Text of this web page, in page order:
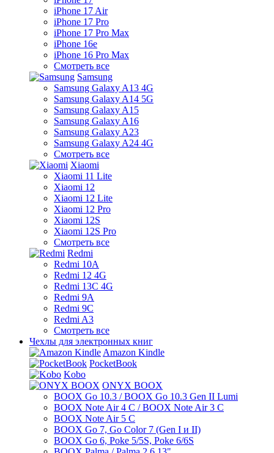
iPhone 17 Air
iPhone 17 Pro
iPhone 17 Pro Max
iPhone 16e
iPhone 16 Pro Max
Смотреть все
Samsung
Samsung Galaxy A13 4G
Samsung Galaxy A14 5G
Samsung Galaxy A15
Samsung Galaxy A16
Samsung Galaxy A23
Samsung Galaxy A24 4G
Смотреть все
Xiaomi
Xiaomi 11 Lite
Xiaomi 12
Xiaomi 12 Lite
Xiaomi 12 Pro
Xiaomi 12S
Xiaomi 12S Pro
Смотреть все
Redmi
Redmi 10A
Redmi 12 4G
Redmi 13C 4G
Redmi 9A
Redmi 9C
Redmi A3
Смотреть все
Чехлы для электронных книг
Amazon Kindle
PocketBook
Kobo
ONYX BOOX
BOOX Go 10.3 / BOOX Go 10.3 Gen II Lumi
BOOX Note Air 4 C / BOOX Note Air 3 C
BOOX Note Air 5 C
BOOX Go 7, Go Color 7 (Gen I и II)
BOOX Go 6, Poke 5/5S, Poke 6/6S